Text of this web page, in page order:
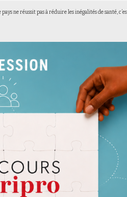
ne réussit pas à réduire les inégalités de santé,